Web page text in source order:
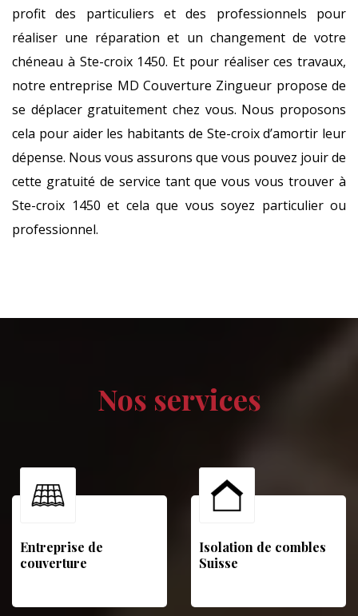
profit des particuliers et des professionnels pour
réaliser une réparation et un changement de votre
chéneau à Ste-croix 1450. Et pour réaliser ces travaux,
notre entreprise MD Couverture Zingueur propose de
se déplacer gratuitement chez vous. Nous proposons
cela pour aider les habitants de Ste-croix d’amortir leur
dépense. Nous vous assurons que vous pouvez jouir de
cette gratuité de service tant que vous vous trouver à
Ste-croix 1450 et cela que vous soyez particulier ou
professionnel.
Nos services
Entreprise de
couverture
Isolation de combles
Suisse